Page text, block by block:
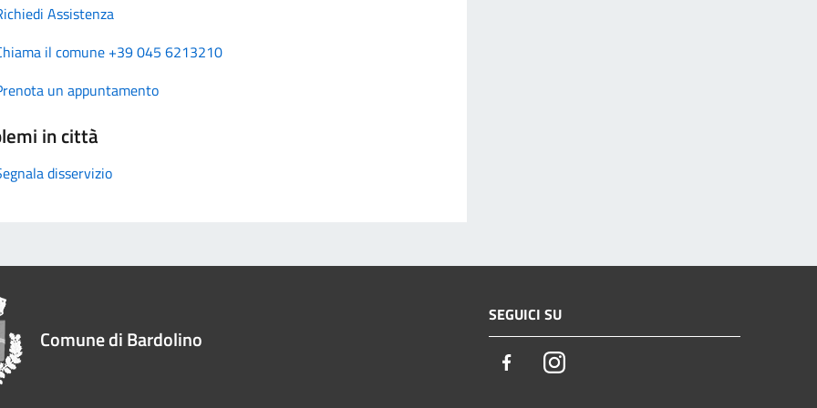
Assistenza
il comune +39 045 6213210
un appuntamento
in città
disservizio
Comune di Bardolino
SEGUICI SU
FacebookInstagram